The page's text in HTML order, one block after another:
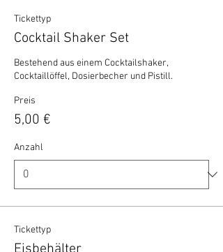
Tickettyp
Cocktail Shaker Set
Bestehend aus einem Cocktailshaker,
Cocktaillöffel, Dosierbecher und Pistill.
Preis
5,00 €
Anzahl
Tickettyp